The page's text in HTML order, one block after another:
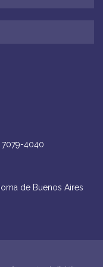
7079-4040
de Buenos Aires